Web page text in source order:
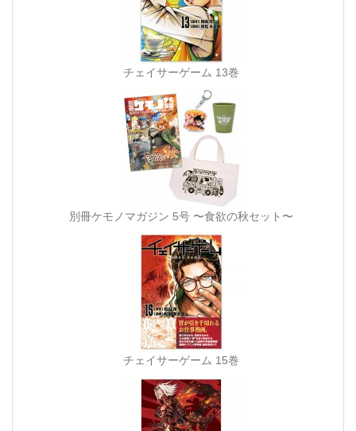
チェイサーゲーム 13巻
別冊ケモノマガジン 5号 〜食欲の秋セット〜
チェイサーゲーム 15巻